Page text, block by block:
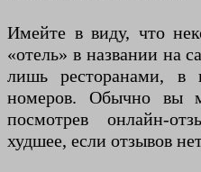
Имейте в виду, что
«отель» в названии на
лишь ресторанами, в
номеров. Обычно вы
посмотрев онлайн-
худшее, если отзывов